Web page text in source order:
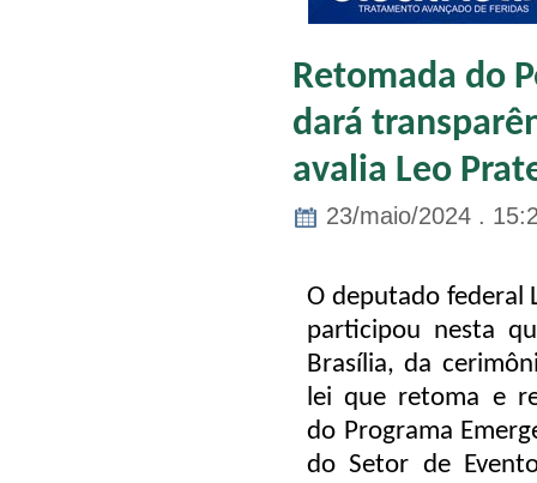
Retomada do
dará
avalia Leo
23/maio/2024 .
O deputado federal
participou nesta
Brasília, da
lei que retoma e
do Programa
do Setor de